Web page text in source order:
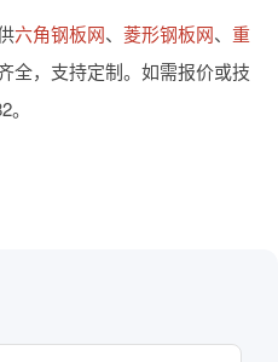
六角钢板网、 菱形钢板网、 重
全，支持定制。如需报价或技